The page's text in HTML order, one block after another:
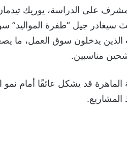
على الدراسة، يوريك
سيغادر جيل “طفرة المواليد”
الذين يدخلون سوق العمل،
مناسبين.
الماهرة قد يشكل عائقًا أمام